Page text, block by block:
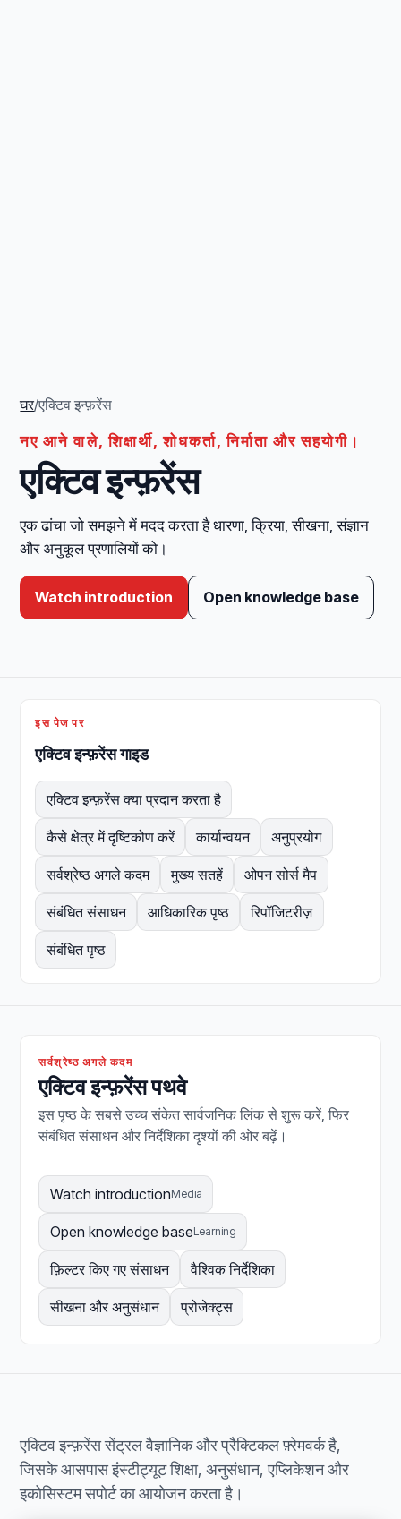
घर/एक्टिव इन्फ़रेंस
नए आने वाले, शिक्षार्थी, शोधकर्ता, निर्माता और सहयोगी।
एक्टिव इन्फ़रेंस
एक ढांचा जो समझने में मदद करता है धारणा, क्रिया, सीखना, संज्ञान
और अनुकूल प्रणालियों को।
Watch introduction Open knowledge base
इस पेज पर
एक्टिव इन्फ़रेंस गाइड
एक्टिव इन्फ़रेंस क्या प्रदान करता है
कैसे क्षेत्र में दृष्टिकोण करें कार्यान्वयन अनुप्रयोग
सर्वश्रेष्ठ अगले कदम मुख्य सतहें ओपन सोर्स मैप
संबंधित संसाधन आधिकारिक पृष्ठ रिपॉजिटरीज़
संबंधित पृष्ठ
सर्वश्रेष्ठ अगले कदम
एक्टिव इन्फ़रेंस पथवे
इस पृष्ठ के सबसे उच्च संकेत सार्वजनिक लिंक से शुरू करें, फिर
संबंधित संसाधन और निर्देशिका दृश्यों की ओर बढ़ें।
Watch introductionMedia
Open knowledge baseLearning
फ़िल्टर किए गए संसाधन वैश्विक निर्देशिका
सीखना और अनुसंधान प्रोजेक्ट्स
एक्टिव इन्फ़रेंस सेंट्रल वैज्ञानिक और प्रैक्टिकल फ़्रेमवर्क है,
जिसके आसपास इंस्टीट्यूट शिक्षा, अनुसंधान, एप्लिकेशन और
इकोसिस्टम सपोर्ट का आयोजन करता है।